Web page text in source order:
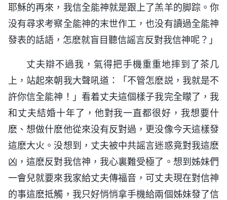
耶穌的再來，我信全能神就是跟上了羔羊的脚踪。你
没有尋求考察全能神的末世作工，也没有讀過全能神
發表的話語，怎麽就盲目聽信謡言反對我信神呢？」
丈夫辯不過我，氣得把手機重重地摔到了茶几
上，站起來朝我大聲吼道：「不管怎麽説，我就是不
許你信全能神！」看着丈夫這個樣子我完全矇了，我
和丈夫結婚十年了，他對我一直都很好，我想要什
麽、想做什麽他從來没有反對過，更没像今天這樣發
這麽大火。没想到，丈夫被中共謡言迷惑竟對我這麽
凶，這麽反對我信神，我心裏難受極了。想到姊妹們
一會兒就要來我家給丈夫傳福音，可丈夫現在對信神
的事這麽抵觸，我只好悄悄拿手機給兩個姊妹發了信